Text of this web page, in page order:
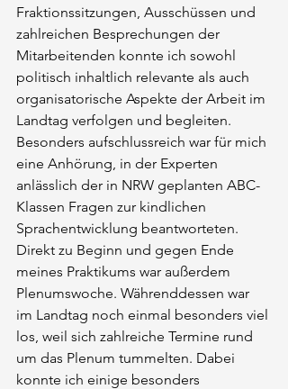
Fraktionssitzungen, Ausschüssen und
zahlreichen Besprechungen der
Mitarbeitenden konnte ich sowohl
politisch inhaltlich relevante als auch
organisatorische Aspekte der Arbeit im
Landtag verfolgen und begleiten.
Besonders aufschlussreich war für mich
eine Anhörung, in der Experten
anlässlich der in NRW geplanten ABC-
Klassen Fragen zur kindlichen
Sprachentwicklung beantworteten.
Direkt zu Beginn und gegen Ende
meines Praktikums war außerdem
Plenumswoche. Währenddessen war
im Landtag noch einmal besonders viel
los, weil sich zahlreiche Termine rund
um das Plenum tummelten. Dabei
konnte ich einige besonders